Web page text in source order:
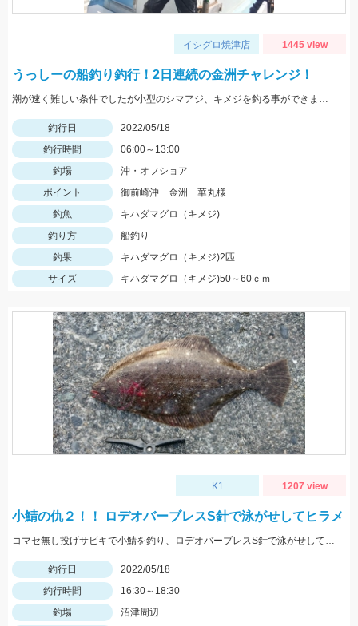
イシグロ焼津店 1445 view
うっしーの船釣り釣行！2日連続の金洲チャレンジ！
潮が速く難しい条件でしたが小型のシマアジ、キメジを釣る事ができました。
釣行日
2022/05/18
釣行時間
06:00～13:00
釣場
沖・オフショア
ポイント
御前崎沖 金洲 華丸様
釣魚
キハダマグロ（キメジ)
釣り方
船釣り
釣果
キハダマグロ（キメジ)2匹
サイズ
キハダマグロ（キメジ)50～60ｃｍ
K1 1207 view
小鯖の仇２！！ ロデオバーブレスS針で泳がせしてヒラメ
コマセ無し投げサビキで小鯖を釣り、ロデオバーブレスS針で泳がせしてヒラメゲット。
釣行日
2022/05/18
釣行時間
16:30～18:30
釣場
沼津周辺